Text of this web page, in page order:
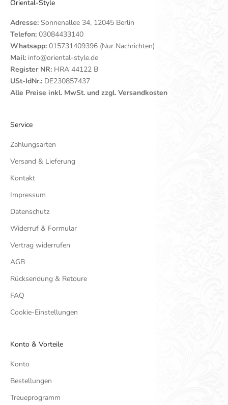
Oriental-Style
Adresse: Sonnenallee 34, 12045 Berlin
Telefon: 03084433140
Whatsapp: 015731409396 (Nur Nachrichten)
Mail: info@oriental-style.de
Register NR: HRA 44122 B
USt-IdNr.: DE230857437
Alle Preise inkl. MwSt. und zzgl. Versandkosten
Service
Zahlungsarten
Versand & Lieferung
Kontakt
Impressum
Datenschutz
Widerruf & Formular
Vertrag widerrufen
AGB
Rücksendung & Retoure
FAQ
Cookie-Einstellungen
Konto & Vorteile
Konto
Bestellungen
Treueprogramm